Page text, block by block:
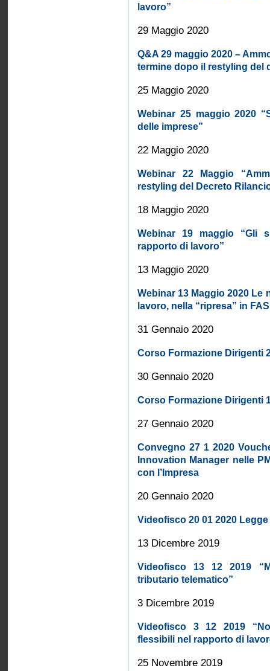
lavoro”
29 Maggio 2020
Q&A 29 maggio 2020 –
termine dopo il restyling del
25 Maggio 2020
Webinar 25 maggio 2020
delle imprese”
22 Maggio 2020
Webinar 22 Maggio
restyling del Decreto
18 Maggio 2020
Webinar 19 maggio “Gli
rapporto di lavoro”
13 Maggio 2020
Webinar 13 Maggio 2020
lavoro, nella “ripresa” in
31 Gennaio 2020
Corso Formazione Dirigenti
30 Gennaio 2020
Corso Formazione Dirigenti
27 Gennaio 2020
Convegno 27 1 2020
Innovation Manager nelle
con l’Impresa
20 Gennaio 2020
Videofisco 20 01 2020
13 Dicembre 2019
Videofisco 13 12 2019
tributario telematico”
3 Dicembre 2019
Videofisco 3 12 2019
flessibili nel rapporto di
25 Novembre 2019